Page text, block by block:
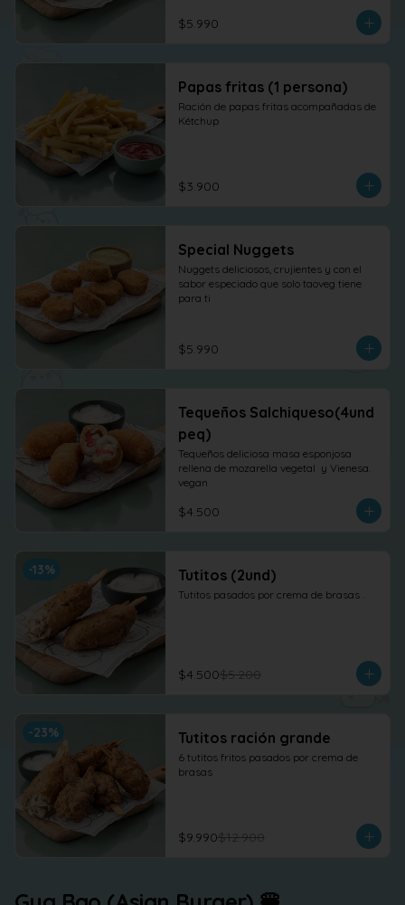
$5.990
Papas fritas (1 persona)
Ración de papas fritas acompañadas de
Kétchup
$3.900
Special Nuggets
Nuggets deliciosos, crujientes y con el
sabor especiado que solo taoveg tiene
para ti
$5.990
Tequeños Salchiqueso(4und
peq)
Tequeños deliciosa masa esponjosa
rellena de mozarella vegetal  y Vienesa.
vegan
$4.500
-13% Tutitos (2und)
Tutitos pasados por crema de brasas .
$4.500$5.200
-23% Tutitos ración grande
6 tutitos fritos pasados por crema de
brasas
$9.990$12.900